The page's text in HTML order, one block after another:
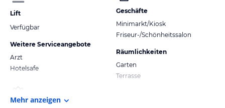
Lift
Verfügbar
Weitere Serviceangebote
Arzt
Hotelsafe
Geschäfte
Minimarkt/Kiosk
Friseur-/Schönheitssalon
Räumlichkeiten
Garten
Terrasse
Mehr anzeigen